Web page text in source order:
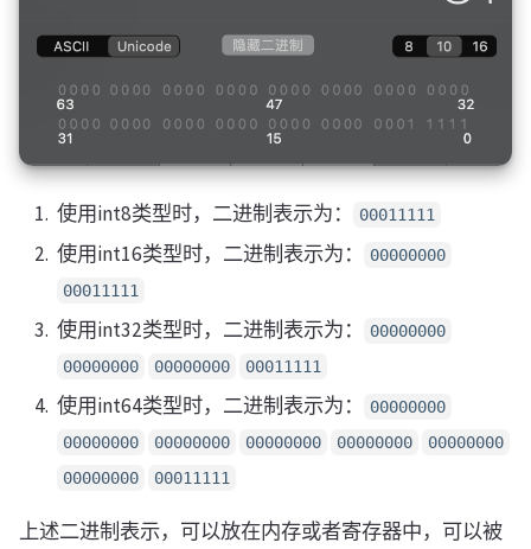
使用int8类型时，二进制表示为： 00011111
使用int16类型时，二进制表示为：
00000000
00011111
使用int32类型时，二进制表示为：
00000000
00000000
00000000 00011111
使用int64类型时，二进制表示为：
00000000
00000000
00000000 00000000 00000000
00000000
00000000
00011111
上述二进制表示，可以放在内存或者寄存器中，可以被